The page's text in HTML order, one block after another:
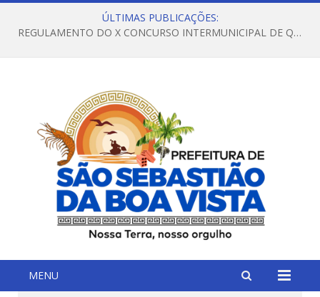
ÚLTIMAS PUBLICAÇÕES:
REGULAMENTO DO X CONCURSO INTERMUNICIPAL DE QUADRILHAS JUNINAS – 2026 – ARRAIÁ DA VENEZA
MENU